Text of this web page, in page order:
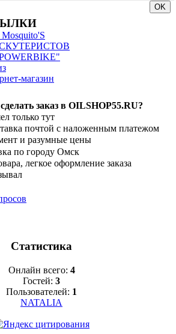
магазин
заказ в OILSHOP55.RU?
только тут
почтой с наложенным платежом
и разумные цены
по городу Омск
легкое оформление заказа
Статистика
Онлайн всего: 4
Гостей: 3
Пользователей: 1
NATALIA